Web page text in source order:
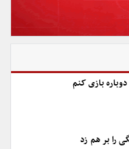
بازی کنم
را بر هم زد